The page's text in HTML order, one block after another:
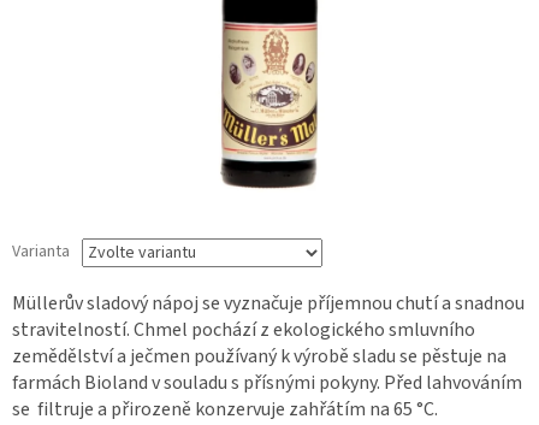
Varianta
Müllerův sladový nápoj se vyznačuje příjemnou chutí a snadnou
stravitelností. Chmel pochází z ekologického smluvního
zemědělství a ječmen používaný k výrobě sladu se pěstuje na
farmách Bioland v souladu s přísnými pokyny. Před lahvováním
se filtruje a přirozeně konzervuje zahřátím na 65 °C.